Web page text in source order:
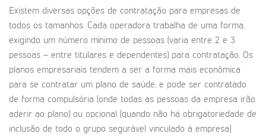
Existem diversas opções de contratação para empresas de
todos os tamanhos. Cada operadora trabalha de uma forma,
exigindo um número mínimo de pessoas (varia entre 2 e 3
pessoas – entre titulares e dependentes) para contratação. Os
planos empresariais tendem a ser a forma mais econômica
para se contratar um plano de saúde, e pode ser contratado
de forma compulsória (onde todas as pessoas da empresa irão
aderir ao plano) ou opcional (quando não há obrigatoriedade de
inclusão de todo o grupo segurável vinculado à empresa)